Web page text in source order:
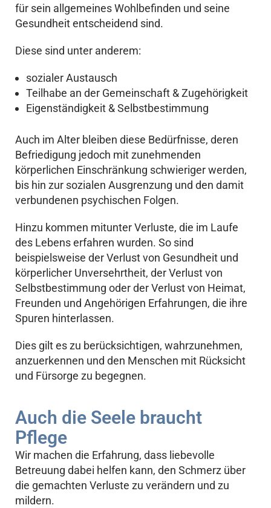
für sein allgemeines Wohlbefinden und seine
Gesundheit entscheidend sind.
Diese sind unter anderem:
sozialer Austausch
Teilhabe an der Gemeinschaft & Zugehörigkeit
Eigenständigkeit & Selbstbestimmung
Auch im Alter bleiben diese Bedürfnisse, deren
Befriedigung jedoch mit zunehmenden
körperlichen Einschränkung schwieriger werden,
bis hin zur sozialen Ausgrenzung und den damit
verbundenen psychischen Folgen.
Hinzu kommen mitunter Verluste, die im Laufe
des Lebens erfahren wurden. So sind
beispielsweise der Verlust von Gesundheit und
körperlicher Unversehrtheit, der Verlust von
Selbstbestimmung oder der Verlust von Heimat,
Freunden und Angehörigen Erfahrungen, die ihre
Spuren hinterlassen.
Dies gilt es zu berücksichtigen, wahrzunehmen,
anzuerkennen und den Menschen mit Rücksicht
und Fürsorge zu begegnen.
Auch die Seele braucht
Pflege
Wir machen die Erfahrung, dass liebevolle
Betreuung dabei helfen kann, den Schmerz über
die gemachten Verluste zu verändern und zu
mildern.